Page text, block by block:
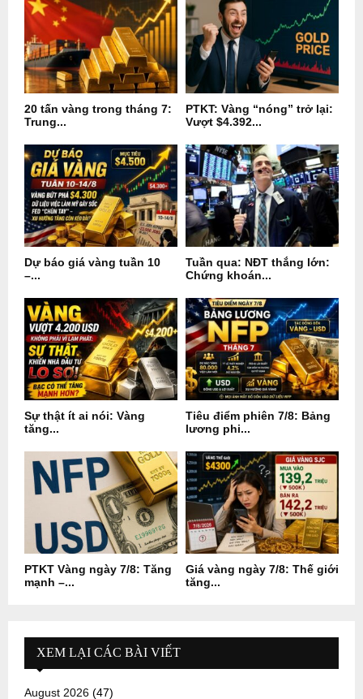
20 tấn vàng trong tháng 7:
Trung...
PTKT: Vàng “nóng” trở lại:
Vượt $4.392...
Dự báo giá vàng tuần 10
–...
Tuần qua: NĐT thắng lớn:
Chứng khoán...
Sự thật ít ai nói: Vàng
tăng...
Tiêu điểm phiên 7/8: Bảng
lương phi...
PTKT Vàng ngày 7/8: Tăng
mạnh –...
Giá vàng ngày 7/8: Thế giới
tăng...
XEM LẠI CÁC BÀI VIẾT
August 2026 (47)